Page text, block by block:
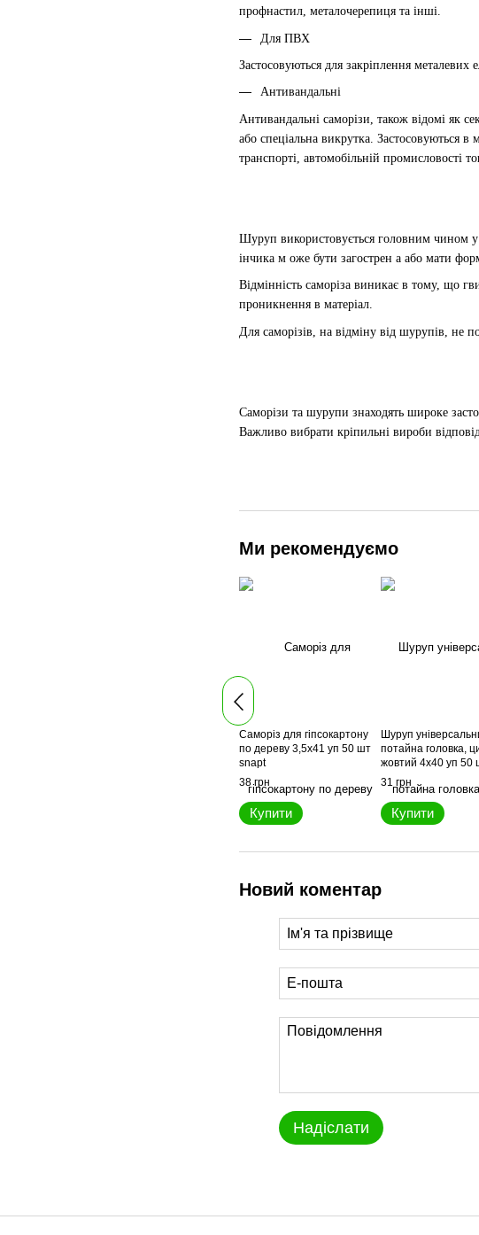
профнастил, металочерепиця та інші.
Для ПВХ
Застосовуються для закріплення
Антивандальні
Антивандальні саморізи, також відомі як
або спеціальна викрутка. Застосовуються в
транспорті, автомобільній промисловості
Шуруп використовується головним чином
інчика м оже бути загострен а або мати
Відмінність саморіза виникає в тому, що
проникнення в матеріал.
Для саморізів, на відміну від шурупів, не
Саморізи та шурупи знаходять широке
Важливо вибрати кріпильні вироби
Ми рекомендуємо
Саморіз для гіпсокартону
по дереву 3,5x41 уп 50 шт
snapt
38 грн
Купити
Шуруп
потайна головка,
жовтий 4x40 уп 50
31 грн
Купити
Новий коментар
Надіслати